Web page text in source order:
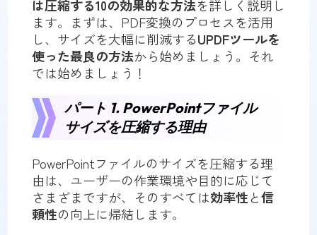
は圧縮する10の効果的な方法を詳しく説明し
ます。まずは、PDF変換のプロセスを活用
し、サイズを大幅に削減するUPDFツールを
使った最良の方法から始めましょう。それ
では始めましょう！
パート 1. PowerPointファイル
サイズを圧縮する理由
PowerPointファイルのサイズを圧縮する理
由は、ユーザーの作業環境や目的に応じて
さまざまですが、そのすべては効率性と信
頼性の向上に帰結します。